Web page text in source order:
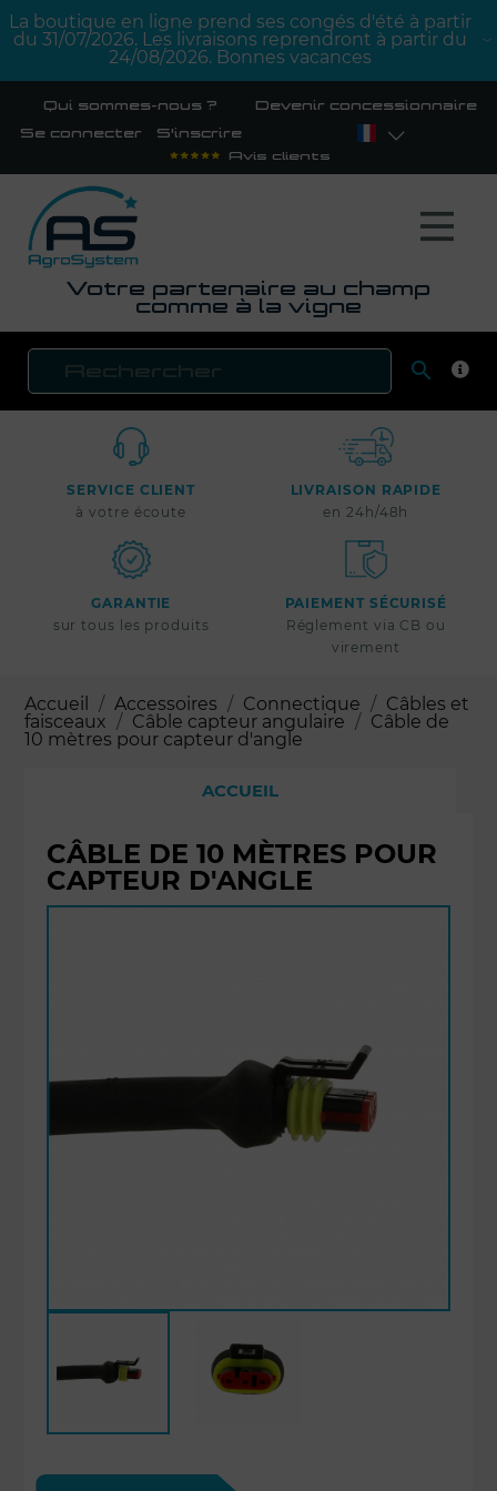
La boutique en ligne prend ses congés d'été à partir
du 31/07/2026. Les livraisons reprendront à partir du
24/08/2026. Bonnes vacances
Qui sommes-nous ? Devenir concessionnaire
Se connecter
S'inscrire
Avis clients
Votre partenaire au champ
comme à la vigne

SERVICE CLIENT
à votre écoute
LIVRAISON RAPIDE
en 24h/48h
GARANTIE
sur tous les produits
PAIEMENT SÉCURISÉ
Réglement via CB ou
virement
Accueil Accessoires Connectique
Câbles et
faisceaux
Câble capteur angulaire
Câble de
10 mètres pour capteur d'angle
ACCUEIL
CÂBLE DE 10 MÈTRES POUR
CAPTEUR D'ANGLE